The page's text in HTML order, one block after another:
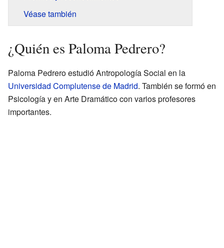
Véase también
¿Quién es Paloma Pedrero?
Paloma Pedrero estudió Antropología Social en la
Universidad Complutense de Madrid. También se formó en
Psicología y en Arte Dramático con varios profesores
importantes.